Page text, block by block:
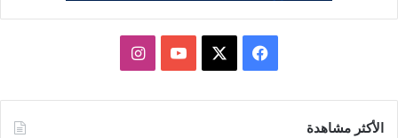
فيسبوك يوتيوبانستقرام
الأكثر مشاهدة